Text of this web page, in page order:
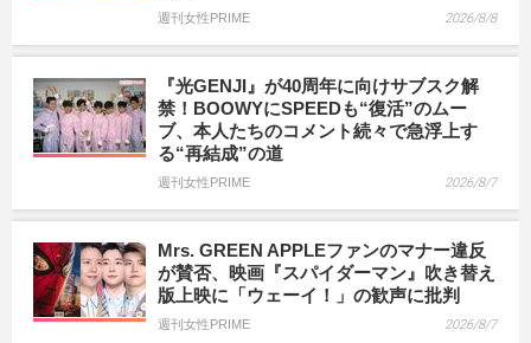
週刊女性PRIME 2026/8/8
『光GENJI』が40周年に向けサブスク解
禁！BOOWYにSPEEDも“復活”のムー
ブ、本人たちのコメント続々で急浮上す
る“再結成”の道
週刊女性PRIME 2026/8/7
Mrs. GREEN APPLEファンのマナー違反
が賛否、映画『スパイダーマン』吹き替え
版上映に「ウェーイ！」の歓声に批判
週刊女性PRIME 2026/8/7